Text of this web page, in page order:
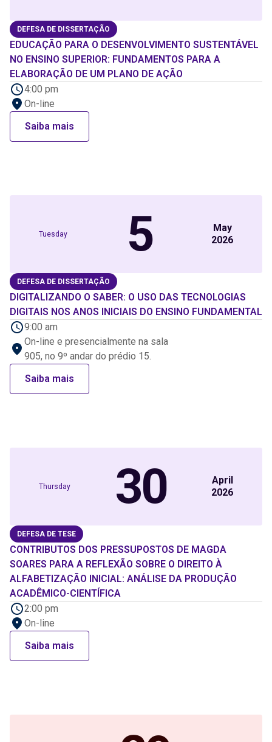
DEFESA DE DISSERTAÇÃO
EDUCAÇÃO PARA O DESENVOLVIMENTO SUSTENTÁVEL
NO ENSINO SUPERIOR: FUNDAMENTOS PARA A
ELABORAÇÃO DE UM PLANO DE AÇÃO
4:00 pm
On-line
Saiba mais
Tuesday 5
May
2026
DEFESA DE DISSERTAÇÃO
DIGITALIZANDO O SABER: O USO DAS TECNOLOGIAS
DIGITAIS NOS ANOS INICIAIS DO ENSINO FUNDAMENTAL
9:00 am
On-line e presencialmente na sala
905, no 9º andar do prédio 15.
Saiba mais
Thursday 30
April
2026
DEFESA DE TESE
CONTRIBUTOS DOS PRESSUPOSTOS DE MAGDA
SOARES PARA A REFLEXÃO SOBRE O DIREITO À
ALFABETIZAÇÃO INICIAL: ANÁLISE DA PRODUÇÃO
ACADÊMICO-CIENTÍFICA
2:00 pm
On-line
Saiba mais